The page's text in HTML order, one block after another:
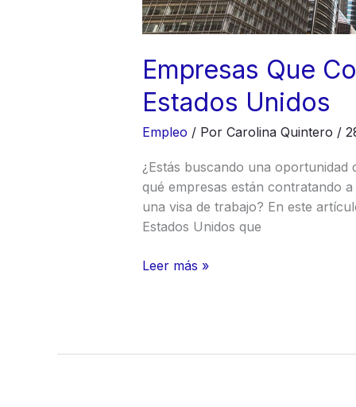
Empresas Que
Estados Unidos
Empleo / Por Carolina Quintero /
¿Estás buscando una oportunidad
qué empresas están contratando
una visa de trabajo? En este
Estados Unidos que
Empresas
Leer más »